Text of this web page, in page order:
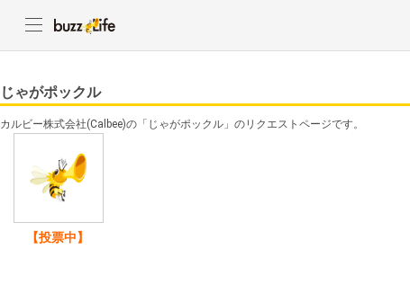
じゃがポックル
カルビー株式会社(Calbee)の「じゃがポックル」のリクエストページです。
【投票中】